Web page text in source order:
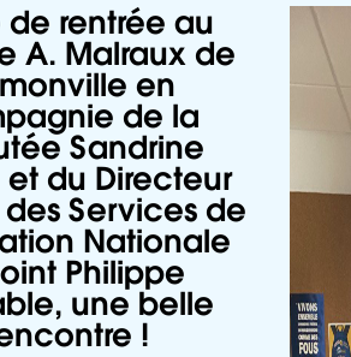
de rentrée au
A. Malraux de
en
de la
Sandrine
du Directeur
Services de
Nationale
Philippe
une belle
!